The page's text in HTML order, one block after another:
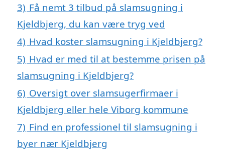
3) Få nemt 3 tilbud på slamsugning i
Kjeldbjerg, du kan være tryg ved
4) Hvad koster slamsugning i Kjeldbjerg?
5) Hvad er med til at bestemme prisen på
slamsugning i Kjeldbjerg?
6) Oversigt over slamsugerfirmaer i
Kjeldbjerg eller hele Viborg kommune
7) Find en professionel til slamsugning i
byer nær Kjeldbjerg